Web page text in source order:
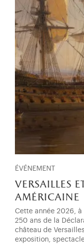
ÉVÉNEMENT
versailles
américaine
Cette année 2026,
250 ans de la
château de
exposition,